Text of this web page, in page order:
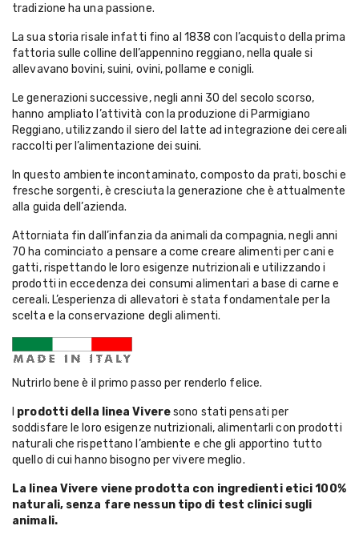
tradizione ha una passione.
La sua storia risale infatti fino al 1838 con l’acquisto della prima
fattoria sulle colline dell’appennino reggiano, nella quale si
allevavano bovini, suini, ovini, pollame e conigli.
Le generazioni successive, negli anni 30 del secolo scorso,
hanno ampliato l’attività con la produzione di Parmigiano
Reggiano, utilizzando il siero del latte ad integrazione dei cereali
raccolti per l’alimentazione dei suini.
In questo ambiente incontaminato, composto da prati, boschi e
fresche sorgenti, è cresciuta la generazione che è attualmente
alla guida dell’azienda.
Attorniata fin dall’infanzia da animali da compagnia, negli anni
70 ha cominciato a pensare a come creare alimenti per cani e
gatti, rispettando le loro esigenze nutrizionali e utilizzando i
prodotti in eccedenza dei consumi alimentari a base di carne e
cereali. L’esperienza di allevatori è stata fondamentale per la
scelta e la conservazione degli alimenti.
Nutrirlo bene è il primo passo per renderlo felice.
prodotti della linea Viveresono stati pensati per
soddisfare le loro esigenze nutrizionali, alimentarli con prodotti
naturali che rispettano l’ambiente e che gli apportino tutto
quello di cui hanno bisogno per vivere meglio.
La linea Vivere viene prodotta con ingredienti etici 100%
naturali, senza fare nessun tipo di test clinici sugli
animali.